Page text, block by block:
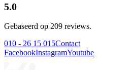
5.0
Gebaseerd op 209 reviews.
010 - 26 15 015Contact
FacebookInstagramYoutube